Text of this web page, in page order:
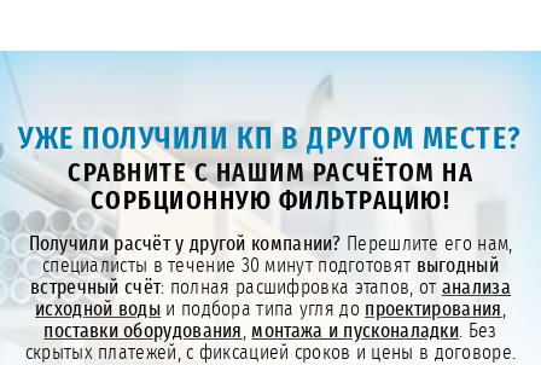
УЖЕ ПОЛУЧИЛИ КП В ДРУГОМ МЕСТЕ?
СРАВНИТЕ С НАШИМ РАСЧЁТОМ НА
СОРБЦИОННУЮ ФИЛЬТРАЦИЮ!
Получили расчёт у другой компании? Перешлите его нам,
специалисты в течение 30 минут подготовят выгодный
встречный счёт: полная расшифровка этапов, от анализа
исходной воды и подбора типа угля до проектирования
поставки оборудования монтажа и пусконаладки . Без
скрытых платежей, с фиксацией сроков и цены в договоре.